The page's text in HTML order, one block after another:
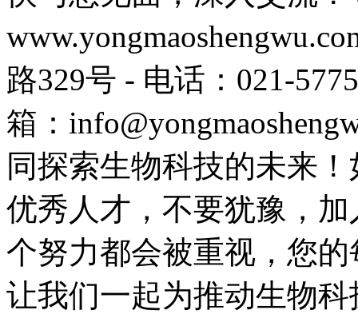
路329号 - 电话：021-
箱：
同探索生物科技的未来
优秀人才，不要犹豫，
个努力都会被重视，您
让我们一起为推动生物